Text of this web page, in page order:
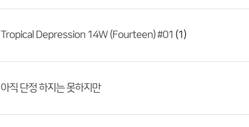
Tropical Depression 14W (Fourteen) #01 (1)
아직 단정 하지는 못하지만